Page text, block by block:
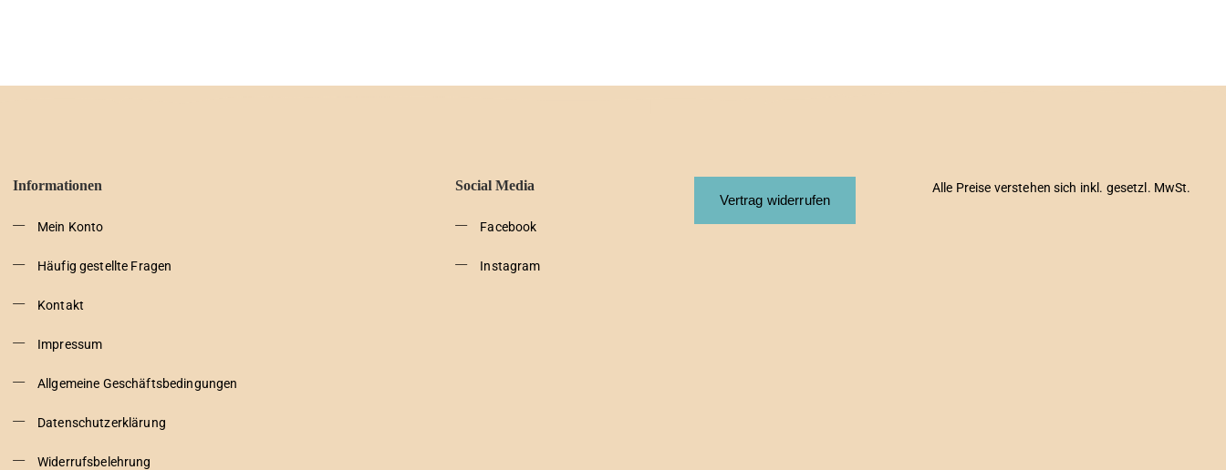
Informationen
Mein Konto
Häufig gestellte Fragen
Kontakt
Impressum
Allgemeine Geschäftsbedingungen
Datenschutzerklärung
Widerrufsbelehrung
Social Media
Facebook
Instagram
Vertrag widerrufen
Alle Preise verstehen sich inkl. gesetzl. MwSt.